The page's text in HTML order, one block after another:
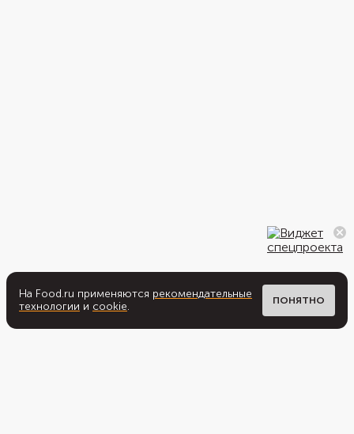
На Food.ru применяются рекомендательные
технологии и cookie. ПОНЯТНО